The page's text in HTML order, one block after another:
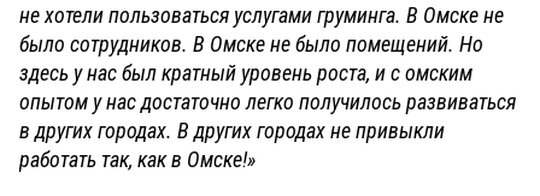
не хотели пользоваться услугами груминга. В Омске не
было сотрудников. В Омске не было помещений. Но
здесь у нас был кратный уровень роста, и с омским
опытом у нас достаточно легко получилось развиваться
в других городах. В других городах не привыкли
работать так, как в Омске!»